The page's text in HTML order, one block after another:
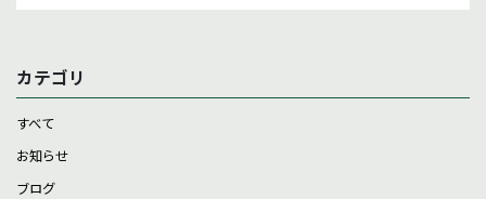
カテゴリ
すべて
お知らせ
ブログ